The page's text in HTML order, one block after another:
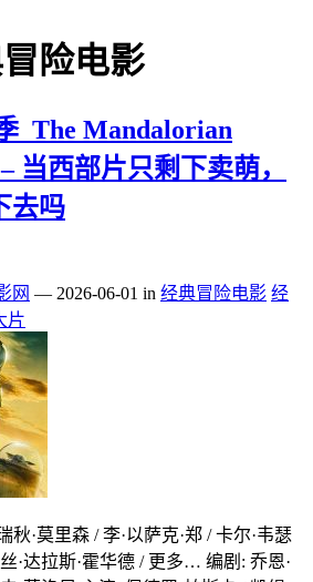
险电影
_The Mandalorian
当西部片只剩下卖萌，
去吗
网 — 2026-06-01 in 经典冒险电影 经
片
秋·莫里森 / 李·以萨克·郑 / 卡尔·韦瑟
·达拉斯·霍华德 / 更多… 编剧: 乔恩·